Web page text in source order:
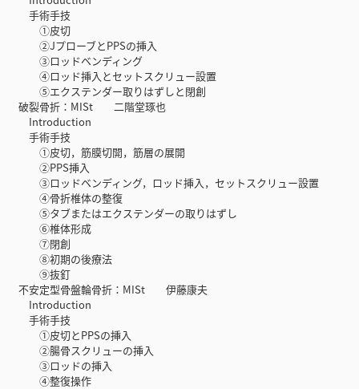
手術手技
①皮切
②JプローブとPPSの挿入
③ロッドベンディング
④ロッド挿入とセットスクリュー設置
⑤エクステンダー取りはずしと閉創
破裂骨折：MISt 二階堂琢也
Introduction
手術手技
①皮切，筋膜切開，筋層の展開
②PPS挿入
③ロッドベンディング，ロッド挿入，セットスクリュー設置
④骨折椎体の整復
⑤タブまたはエクステンダーの取りはずし
⑥椎体形成
⑦閉創
⑧初期の後療法
⑨抜釘
不安定型骨盤輪骨折：MISt 伊藤康夫
Introduction
手術手技
①皮切とPPSの挿入
②腸骨スクリューの挿入
③ロッドの挿入
④整復操作